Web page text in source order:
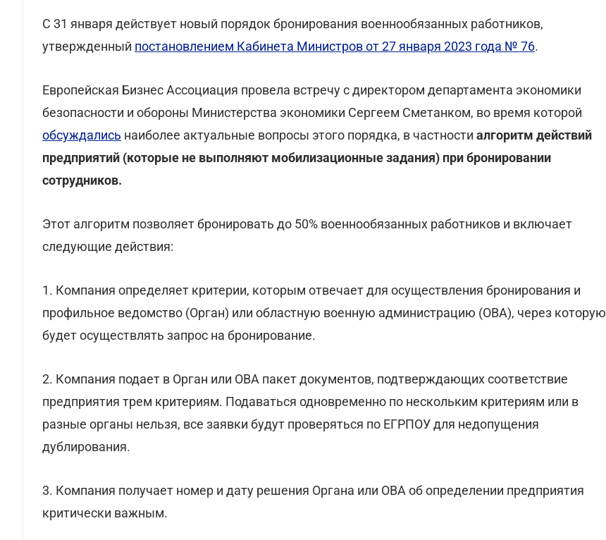
С 31 января действует новый порядок бронирования военнообязанных работников,
утвержденный постановлением Кабинета Министров от 27 января 2023 года № 76.
Европейская Бизнес Ассоциация провела встречу с директором департамента экономики
безопасности и обороны Министерства экономики Сергеем Сметанком, во время которой
обсуждались наиболее актуальные вопросы этого порядка, в частности алгоритм действий
предприятий (которые не выполняют мобилизационные задания) при бронировании
сотрудников.
Этот алгоритм позволяет бронировать до 50% военнообязанных работников и включает
следующие действия:
1. Компания определяет критерии, которым отвечает для осуществления бронирования и
профильное ведомство (Орган) или областную военную администрацию (ОВА), через которую
будет осуществлять запрос на бронирование.
2. Компания подает в Орган или ОВА пакет документов, подтверждающих соответствие
предприятия трем критериям. Подаваться одновременно по нескольким критериям или в
разные органы нельзя, все заявки будут проверяться по ЕГРПОУ для недопущения
дублирования.
3. Компания получает номер и дату решения Органа или ОВА об определении предприятия
критически важным.